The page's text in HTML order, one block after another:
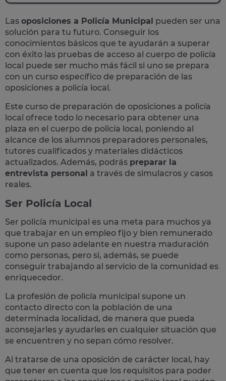
Las oposiciones a Policía Municipal pueden ser una
solución para tu futuro. Conseguir los
conocimientos básicos que te ayudarán a superar
con éxito las pruebas de acceso al cuerpo de policía
local puede ser mucho más fácil si uno se prepara
con un curso específico de preparación de las
oposiciones a policía local.
Este curso de preparación de oposiciones a policía
local ofrece todo lo necesario para obtener una
plaza en el cuerpo de policía local, poniendo al
alcance de los alumnos preparadores personales,
tutores cualificados y materiales didácticos
actualizados. Además, podrás preparar la
entrevista personal a través de simulacros y casos
reales.
Ser Policía Local
Ser policía municipal es una meta para muchos ya
que trabajar en un empleo fijo y bien remunerado
supone un paso adelante en nuestra maduración
como personas, pero si, además, se puede
conseguir trabajando al servicio de la comunidad es
enriquecedor.
La profesión de policía municipal supone un
contacto directo con la población de una
determinada localidad, de manera que pueda
aconsejarles y ayudarles en cualquier situación que
se encuentren y no sepan cómo resolver.
Al tratarse de una oposición de carácter local, hay
que tener en cuenta que los requisitos para poder